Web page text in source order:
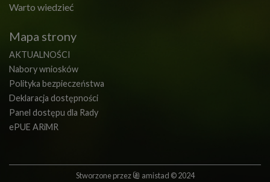
Warto wiedzieć
Mapa strony
AKTUALNOŚCI
Nabory wniosków
Polityka bezpieczeństwa
Deklaracja dostępności
Panel dostępu dla Rady
ePUE ARiMR
Stworzone przez amistad © 2024